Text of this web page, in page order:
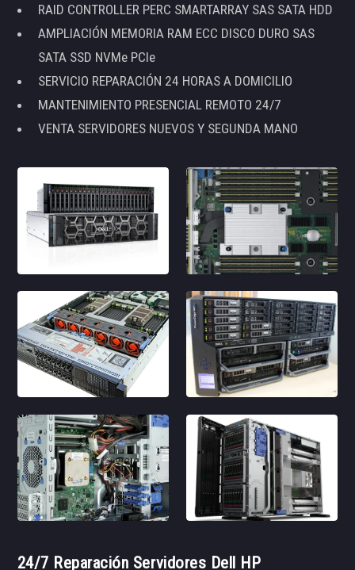
RAID CONTROLLER PERC SMARTARRAY SAS SATA HDD
AMPLIACIÓN MEMORIA RAM ECC DISCO DURO SAS
SATA SSD NVMe PCIe
SERVICIO REPARACIÓN 24 HORAS A DOMICILIO
MANTENIMIENTO PRESENCIAL REMOTO 24/7
VENTA SERVIDORES NUEVOS Y SEGUNDA MANO
24/7 Reparación Servidores Dell HP